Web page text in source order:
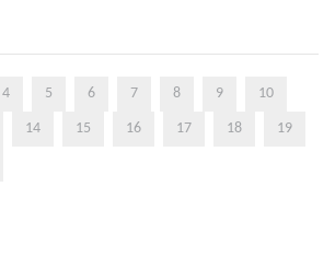
4 5 6 7 8 9 10
14 15 16 17 18 19